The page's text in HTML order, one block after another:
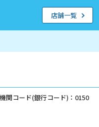
店舗一覧
関コード(銀行コード)：0150